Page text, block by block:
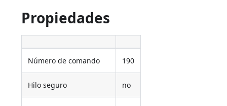
Propiedades
Número de comando 190
Hilo seguro no